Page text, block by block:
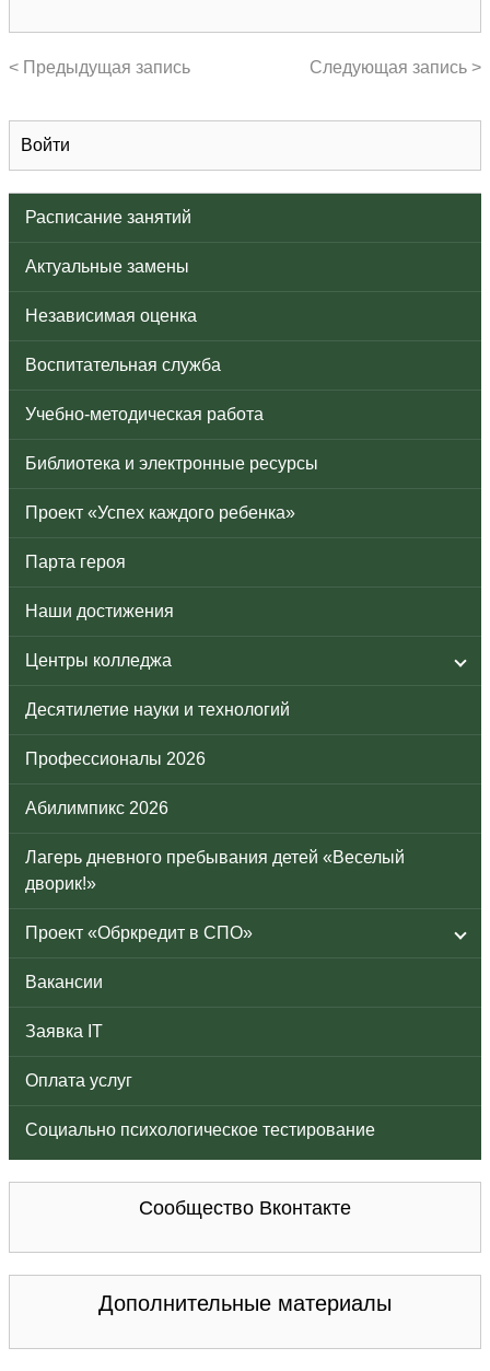
Войти
Расписание занятий
Актуальные замены
Независимая оценка
Воспитательная служба
Учебно-методическая работа
Библиотека и электронные ресурсы
Проект «Успех каждого ребенка»
Парта героя
Наши достижения
Центры колледжа
Десятилетие науки и технологий
Профессионалы 2026
Абилимпикс 2026
Лагерь дневного пребывания детей «Веселый
дворик!»
Проект «Обркредит в СПО»
Вакансии
Заявка IT
Оплата услуг
Социально психологическое тестирование
Сообщество Вконтакте
Дополнительные материалы
< Предыдущая запись Следующая запись >